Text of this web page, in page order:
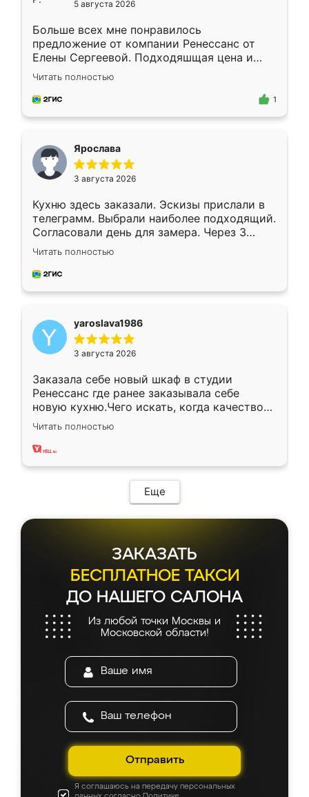
5 августа 2026
Больше всех мне понравилось
предложение от компании Ренессанс от
Елены Сергеевой. Подходяшщая цена и
короткие сроки изготовления. Приехавший
для замера сотрудник Владислав
предложил по моему эскизу самый
Читать полностью
1
Ярослава
3 августа 2026
Кухню здесь заказали. Эскизы прислали в
телеграмм. Выбрали наиболее подходящий.
Согласовали день для замера. Через 3
недели кухня была уже готова. Остались
довольны работой. Спасибо Ренессанс
мебель за качественную работу!
Читать полностью
yaroslava1986
3 августа 2026
Заказала себе новый шкаф в студии
Ренессанс где ранее заказывала себе
новую кухню.Чего искать, когда качеством
вполне довольна. Служит кухня уже почти
два года, нареканий нет.
Читать полностью
Еще
ЗАКАЗАТЬ
БЕСПЛАТНОЕ ТАКСИ
ДО НАШЕГО САЛОНА
Из любой точки Москвы и
Московской области!
Отправить
Я соглашаюсь на передачу персональных